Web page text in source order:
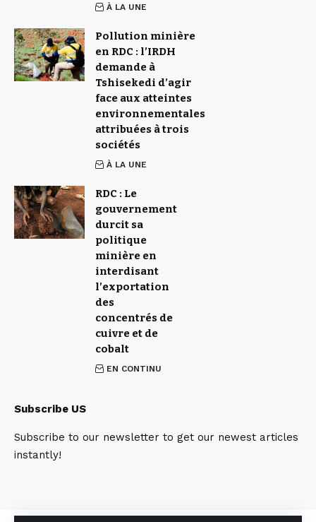
À LA UNE
Pollution minière
en RDC : l’IRDH
demande à
Tshisekedi d’agir
face aux atteintes
environnementales
attribuées à trois
sociétés
À LA UNE
RDC : Le
gouvernement
durcit sa
politique
minière en
interdisant
l’exportation
des
concentrés de
cuivre et de
cobalt
EN CONTINU
Subscribe US
Subscribe to our newsletter to get our newest articles
instantly!